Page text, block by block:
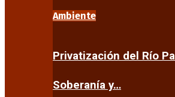
Ambiente
Privatización del Río
Soberanía y…